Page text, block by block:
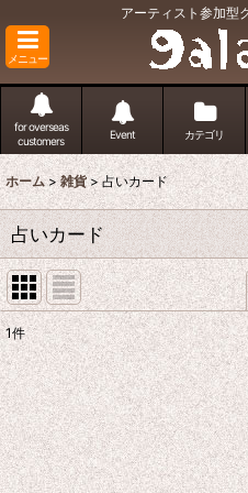
アーティスト参加型
メニュー
for overseas
customers
Event カテゴリ
ホーム > 雑貨 > 占いカード
占いカード
表示数:
並び順:
絞
1件